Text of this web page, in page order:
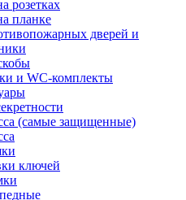
розетках
планке
дверей и
и WC-комплекты
(самые защищенные)
ключей